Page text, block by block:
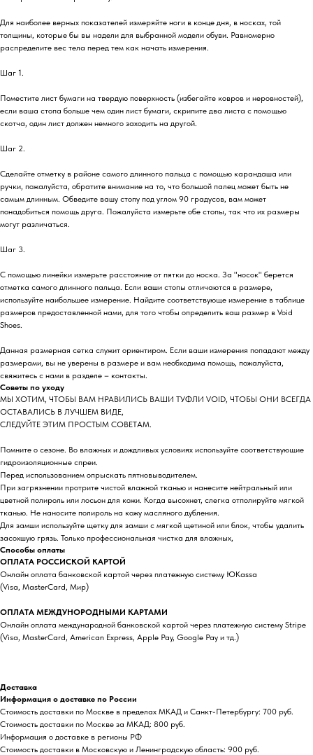
Для наиболее верных показателей измеряйте ноги в конце дня, в носках, той
толщины, которые бы вы надели для выбранной модели обуви. Равномерно
распределите вес тела перед тем как начать измерения.
Шаг 1.
Поместите лист бумаги на твердую поверхность (избегайте ковров и неровностей),
если ваша стопа больше чем один лист бумаги, скрипите два листа с помощью
скотча, один лист должен немного заходить на другой.
Шаг 2.
Сделайте отметку в районе самого длинного пальца с помощью карандаша или
ручки, пожалуйста, обратите внимание на то, что большой палец может быть не
самым длинным. Обведите вашу стопу под углом 90 градусов, вам может
понадобиться помощь друга. Пожалуйста измерьте обе стопы, так что их размеры
могут различаться.
Шаг 3.
С помощью линейки измерьте расстояние от пятки до носка. За "носок" берется
отметка самого длинного пальца. Если ваши стопы отличаются в размере,
используйте наибольшее измерение. Найдите соответствующе измерение в таблице
размеров предоставленной нами, для того чтобы определить ваш размер в Void
Shoes.
Данная размерная сетка служит ориентиром. Если ваши измерения попадают между
размерами, вы не уверены в размере и вам необходима помощь, пожалуйста,
свяжитесь с нами в разделе – контакты.
Советы по уходу
МЫ ХОТИМ, ЧТОБЫ ВАМ НРАВИЛИСЬ ВАШИ ТУФЛИ VOID, ЧТОБЫ ОНИ ВСЕГДА
ОСТАВАЛИСЬ В ЛУЧШЕМ ВИДЕ,
СЛЕДУЙТЕ ЭТИМ ПРОСТЫМ СОВЕТАМ.
Помните о сезоне. Во влажных и дождливых условиях используйте соответствующие
гидроизоляционные спреи.
Перед использованием опрыскать пятновыводителем.
При загрязнении протрите чистой влажной тканью и нанесите нейтральный или
цветной полироль или лосьон для кожи. Когда высохнет, слегка отполируйте мягкой
тканью. Не наносите полироль на кожу масляного дубления.
Для замши используйте щетку для замши с мягкой щетиной или блок, чтобы удалить
засохшую грязь. Только профессиональная чистка для влажных,
Способы оплаты
ОПЛАТА РОССИСКОЙ КАРТОЙ
Онлайн оплата банковской картой через платежную систему ЮKassa
(Visa, MasterCard, Мир)
ОПЛАТА МЕЖДУНОРОДНЫМИ КАРТАМИ
Онлайн оплата международной банковской картой через платежную систему Stripe
(Visa, MasterCard, American Express, Apple Pay, Google Pay и тд.)
Доставка
Информация о доставке по России
Стоимость доставки по Москве в пределах МКАД и Санкт-Петербургу: 700 руб.
Стоимость доставки по Москве за МКАД: 800 руб.
Информация о доставке в регионы РФ
Стоимость доставки в Московскую и Ленинградскую область: 900 руб.